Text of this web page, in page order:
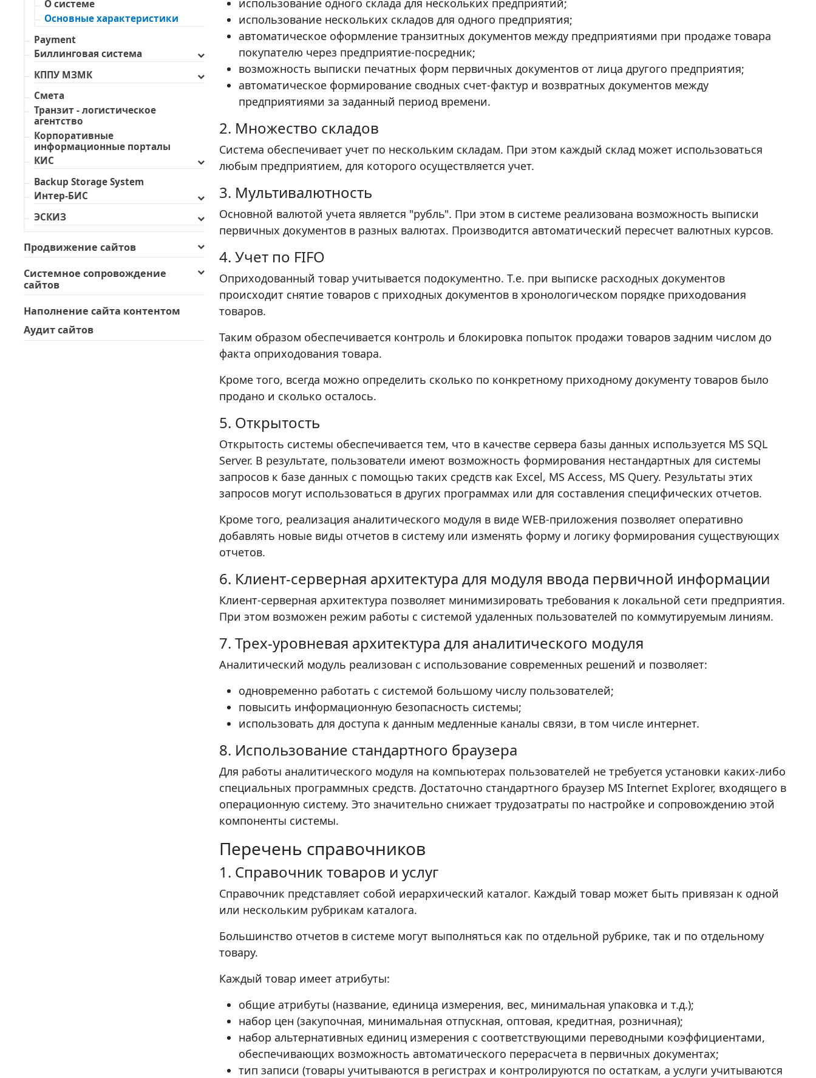
использование нескольких складов для одного предприятия;
автоматическое оформление транзитных документов между предприятиями при продаже товара
покупателю через предприятие-посредник;
возможность выписки печатных форм первичных документов от лица другого предприятия;
автоматическое формирование сводных счет-фактур и возвратных документов между
предприятиями за заданный период времени.
2. Множество складов
Система обеспечивает учет по нескольким складам. При этом каждый склад может использоваться
любым предприятием, для которого осуществляется учет.
3. Мультивалютность
Основной валютой учета является "рубль". При этом в системе реализована возможность выписки
первичных документов в разных валютах. Производится автоматический пересчет валютных курсов.
4. Учет по FIFO
Оприходованный товар учитывается подокументно. Т.е. при выписке расходных документов
происходит снятие товаров с приходных документов в хронологическом порядке приходования
товаров.
Таким образом обеспечивается контроль и блокировка попыток продажи товаров задним числом до
факта оприходования товара.
Кроме того, всегда можно определить сколько по конкретному приходному документу товаров было
продано и сколько осталось.
5. Открытость
Открытость системы обеспечивается тем, что в качестве сервера базы данных используется MS SQL
Server. В результате, пользователи имеют возможность формирования нестандартных для системы
запросов к базе данных с помощью таких средств как Excel, MS Access, MS Query. Результаты этих
запросов могут использоваться в других программах или для составления специфических отчетов.
Кроме того, реализация аналитического модуля в виде WEB-приложения позволяет оперативно
добавлять новые виды отчетов в систему или изменять форму и логику формирования существующих
отчетов.
6. Клиент-серверная архитектура для модуля ввода первичной информации
Клиент-серверная архитектура позволяет минимизировать требования к локальной сети предприятия.
При этом возможен режим работы с системой удаленных пользователей по коммутируемым линиям.
7. Трех-уровневая архитектура для аналитического модуля
Аналитический модуль реализован с использование современных решений и позволяет:
одновременно работать с системой большому числу пользователей;
повысить информационную безопасность системы;
использовать для доступа к данным медленные каналы связи, в том числе интернет.
8. Использование стандартного браузера
Для работы аналитического модуля на компьютерах пользователей не требуется установки каких-либо
специальных программных средств. Достаточно стандартного браузер MS Internet Explorer, входящего в
операционную систему. Это значительно снижает трудозатраты по настройке и сопровождению этой
компоненты системы.
Перечень справочников
1. Справочник товаров и услуг
Справочник представляет собой иерархический каталог. Каждый товар может быть привязан к одной
или нескольким рубрикам каталога.
Большинство отчетов в системе могут выполняться как по отдельной рубрике, так и по отдельному
товару.
Каждый товар имеет атрибуты:
общие атрибуты (название, единица измерения, вес, минимальная упаковка и т.д.);
набор цен (закупочная, минимальная отпускная, оптовая, кредитная, розничная);
набор альтернативных единиц измерения с соответствующими переводными коэффициентами,
обеспечивающих возможность автоматического перерасчета в первичных документах;
тип записи (товары учитываются в регистрах и контролируются по остаткам, а услуги учитываются
О системе
Основные характеристики
Payment
Биллинговая система
КППУ МЗМК
Смета
Транзит - логистическое
агентство
Корпоративные
информационные порталы
КИС
Backup Storage System
Интер-БИС
ЭСКИЗ
Продвижение сайтов
Системное сопровождение
сайтов
Наполнение сайта контентом
Аудит сайтов